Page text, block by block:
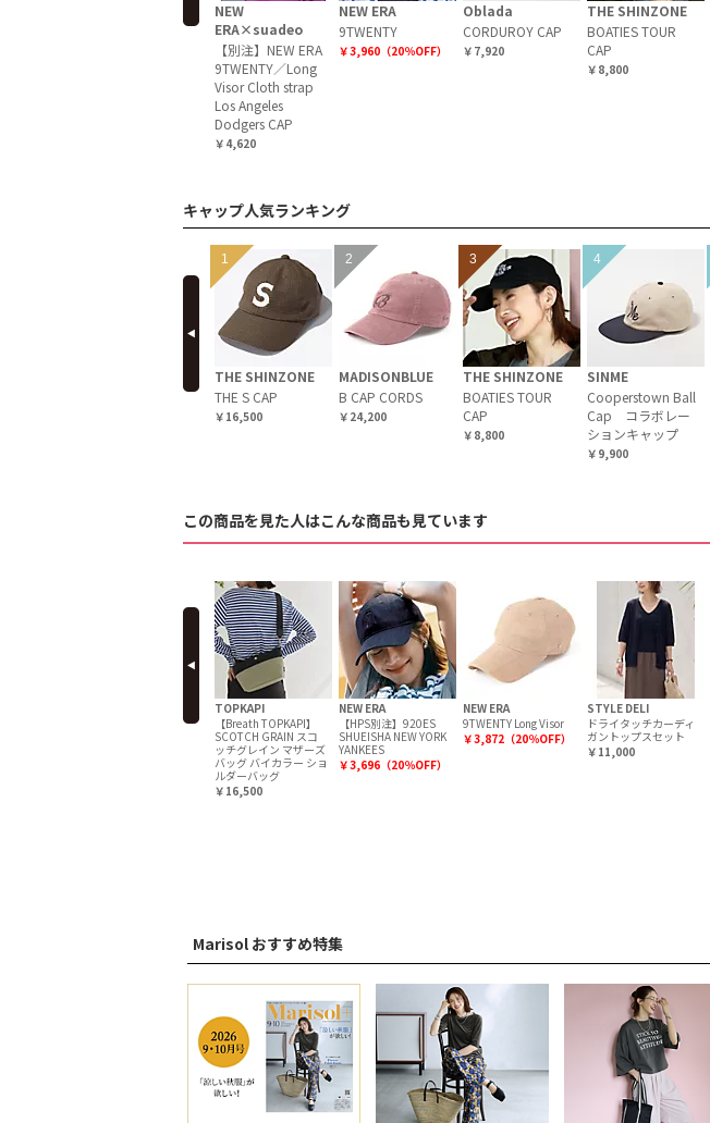
NEW
ERA×suadeo
【別注】NEW ERA
9TWENTY／Long
Visor Cloth strap
Los Angeles
Dodgers CAP
￥4,620
NEW ERA
9TWENTY
￥3,960（20％OFF）
Oblada
CORDUROY CAP
￥7,920
THE SHINZONE
BOATIES TOUR
CAP
￥8,800
キャップ人気ランキング
THE SHINZONE
THE S CAP
￥16,500
MADISONBLUE
B CAP CORDS
￥24,200
THE SHINZONE
BOATIES TOUR
CAP
￥8,800
SINME
Cooperstown Ball
Cap コラボレー
ションキャップ
￥9,900
prev
この商品を見た人はこんな商品も見ています
TOPKAPI
【Breath TOPKAPI】
SCOTCH GRAIN スコ
ッチグレイン マザーズ
バッグ バイカラー ショ
ルダーバッグ
￥16,500
NEW ERA
【HPS別注】920ES
SHUEISHA NEW YORK
YANKEES
￥3,696（20％OFF）
NEW ERA
9TWENTY Long Visor
￥3,872（20％OFF）
STYLE DELI
ドライタッチカーディ
ガントップスセット
￥11,000
prev
Marisol おすすめ特集